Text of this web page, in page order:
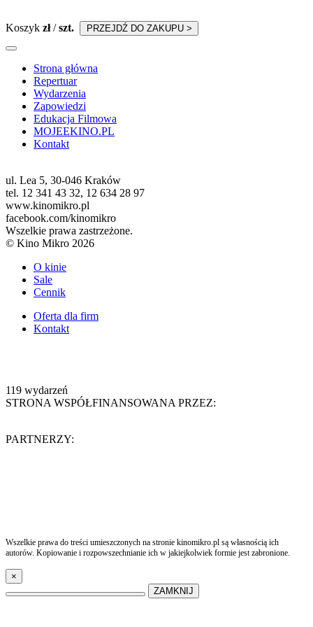
Koszyk zł/szt. PRZEJDŹ DO ZAKUPU >
Strona główna
Repertuar
Wydarzenia
Zapowiedzi
Edukacja Filmowa
MOJEEKINO.PL
Kontakt
ul. Lea 5, 30-046 Kraków
tel. 12 341 43 32, 12 634 28 97
www.kinomikro.pl
facebook.com/kinomikro
Wszelkie prawa zastrzeżone.
© Kino Mikro 2026
O kinie
Sale
Cennik
Oferta dla firm
Kontakt
119 wydarzeń
STRONA WSPÓŁFINANSOWANA PRZEZ:
PARTNERZY:
Wszelkie prawa do treści umieszczonych na stronie kinomikro.pl są własnością ich
autorów. Kopiowanie i rozpowszechnianie ich w jakiejkolwiek formie jest zabronione.
×
ZAMKNIJ